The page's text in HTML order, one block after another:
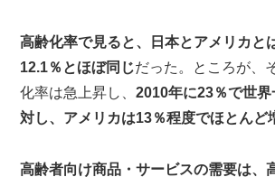
高齢化率で見ると、日本とアメリカと
12.1％とほぼ同じだった。ところが、
化率は急上昇し、2010年に23％で世
対し、アメリカは13％程度でほとんど
高齢者向け商品・サービスの需要は、